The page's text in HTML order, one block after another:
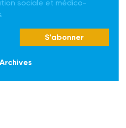
sociale et médico-
S'abonner
Archives